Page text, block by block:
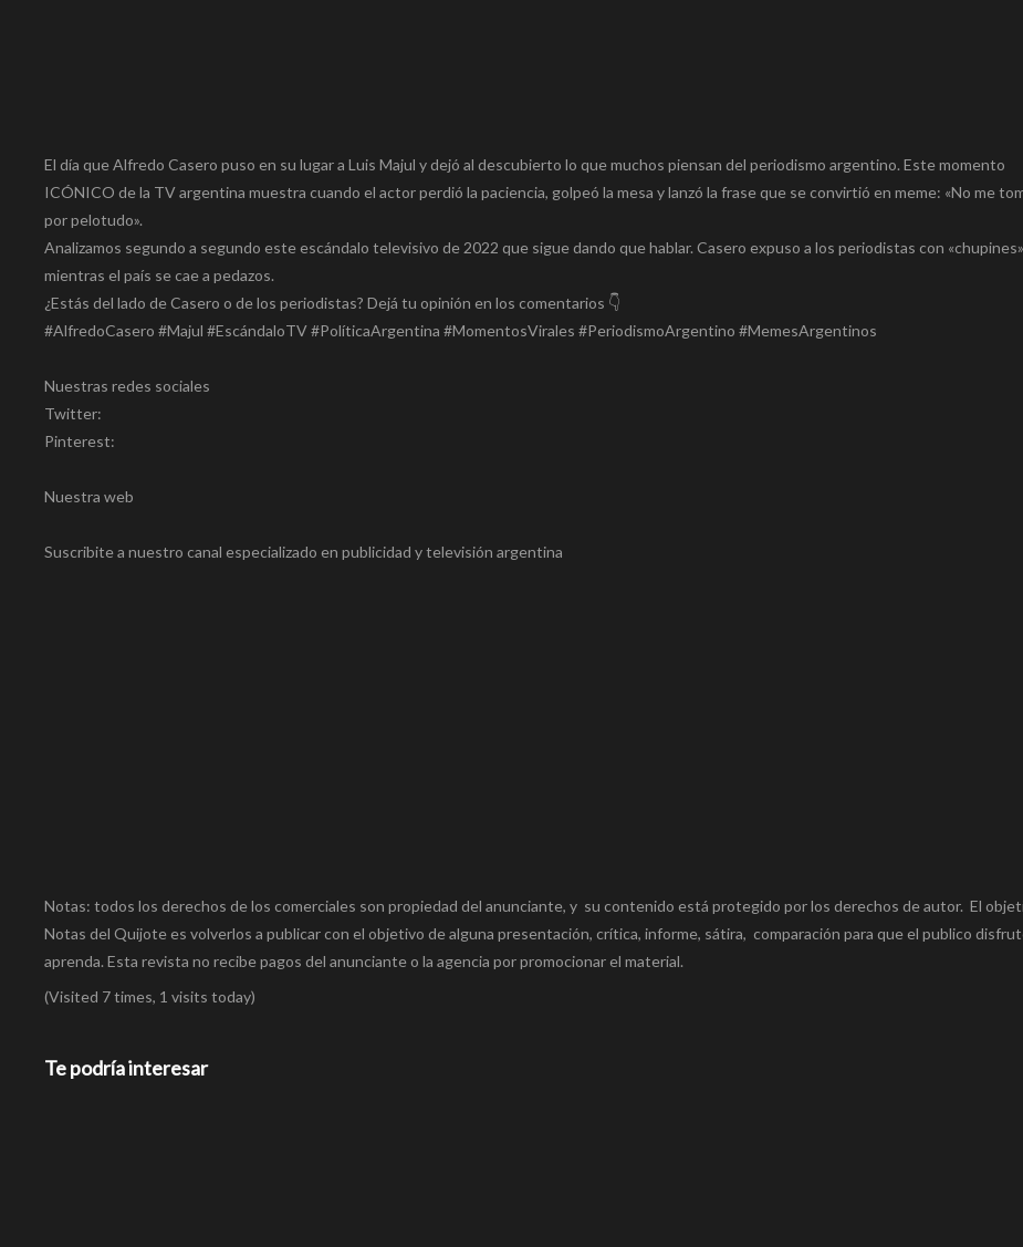
El día que Alfredo Casero puso en su lugar a Luis Majul y dejó al descubierto lo que muchos piensan del periodismo argentino. Este momento
ICÓNICO de la TV argentina muestra cuando el actor perdió la paciencia, golpeó la mesa y lanzó la frase que se convirtió en meme: «No me
por pelotudo».
Analizamos segundo a segundo este escándalo televisivo de 2022 que sigue dando que hablar. Casero expuso a los periodistas con «chupines»
mientras el país se cae a pedazos.
¿Estás del lado de Casero o de los periodistas? Dejá tu opinión en los comentarios 👇
#AlfredoCasero #Majul #EscándaloTV #PolíticaArgentina #MomentosVirales #PeriodismoArgentino #MemesArgentinos
Nuestras redes sociales
Twitter:
Pinterest:
Nuestra web
Suscribite a nuestro canal especializado en publicidad y televisión argentina
Notas: todos los derechos de los comerciales son propiedad del anunciante, y su contenido está protegido por los derechos de autor. El
Notas del Quijote es volverlos a publicar con el objetivo de alguna presentación, crítica, informe, sátira, comparación para que el publico
aprenda. Esta revista no recibe pagos del anunciante o la agencia por promocionar el material.
(Visited 7 times, 1 visits today)
Te podría interesar